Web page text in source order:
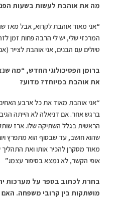
מה את אוהבת לעשות בשעות
“אני מאוד אוהבת לקרוא, אבל מאז
המרכזי שלי, יש לי הרבה פחות זמן
טיולים עם הבנים, אני אוהבת לצייר
ברומן הפסיכולוגי החדש, “מה
את אוהבת במיוחד? מדוע?
“אני אוהבת מאוד את כל ארבע
ברגש אחר. אם דניאלה לא הייתה
הראשית בגלל השתיקה שלו. ארז
שהוא חושב, עד שבסוף הוא מתפרץ
מאוד מסקרן להכיר אותו ואת
אופי הקשר, לא נמצא בסיפור עצמו.”
בחרת לכתוב בספר על מערכות
מושתקות בין קרובי משפחה.